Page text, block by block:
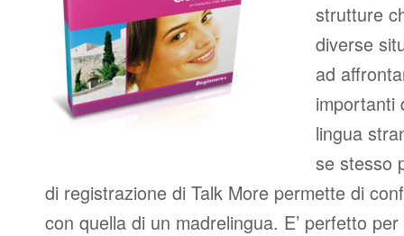
strutture
diverse
ad
importanti
lingua
se stesso
di registrazione di Talk More permette di
con quella di un madrelingua. E’ perfetto